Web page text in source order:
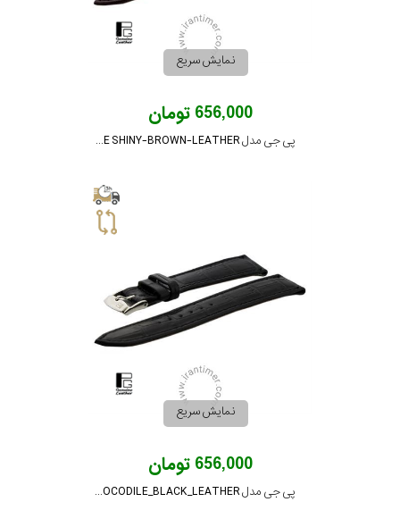
نمایش سریع
656,000 تومان
پی جی مدل PG-22-CROCODILE SHINY-BROWN-LEATHER
نمایش سریع
656,000 تومان
پی جی مدل PG-22--CROCODILE_BLACK_LEATHER